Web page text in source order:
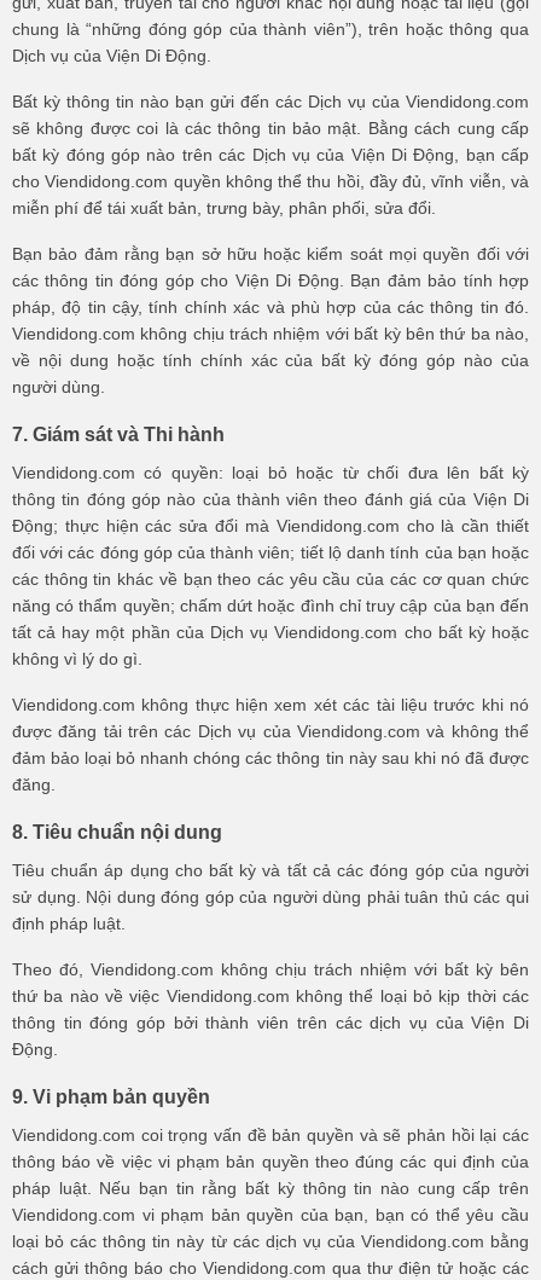
chung là “những đóng góp của thành viên”), trên hoặc thông qua
Dịch vụ của Viện Di Động.
Bất kỳ thông tin nào bạn gửi đến các Dịch vụ của Viendidong.com
sẽ không được coi là các thông tin bảo mật. Bằng cách cung cấp
bất kỳ đóng góp nào trên các Dịch vụ của Viện Di Động, bạn cấp
cho Viendidong.com quyền không thể thu hồi, đầy đủ, vĩnh viễn, và
miễn phí để tái xuất bản, trưng bày, phân phối, sửa đổi.
Bạn bảo đảm rằng bạn sở hữu hoặc kiểm soát mọi quyền đối với
các thông tin đóng góp cho Viện Di Động. Bạn đảm bảo tính hợp
pháp, độ tin cậy, tính chính xác và phù hợp của các thông tin đó.
Viendidong.com không chịu trách nhiệm với bất kỳ bên thứ ba nào,
về nội dung hoặc tính chính xác của bất kỳ đóng góp nào của
người dùng.
7. Giám sát và Thi hành
Viendidong.com có quyền: loại bỏ hoặc từ chối đưa lên bất kỳ
thông tin đóng góp nào của thành viên theo đánh giá của Viện Di
Động; thực hiện các sửa đổi mà Viendidong.com cho là cần thiết
đối với các đóng góp của thành viên; tiết lộ danh tính của bạn hoặc
các thông tin khác về bạn theo các yêu cầu của các cơ quan chức
năng có thẩm quyền; chấm dứt hoặc đình chỉ truy cập của bạn đến
tất cả hay một phần của Dịch vụ Viendidong.com cho bất kỳ hoặc
không vì lý do gì.
Viendidong.com không thực hiện xem xét các tài liệu trước khi nó
được đăng tải trên các Dịch vụ của Viendidong.com và không thể
đảm bảo loại bỏ nhanh chóng các thông tin này sau khi nó đã được
đăng.
8. Tiêu chuẩn nội dung
Tiêu chuẩn áp dụng cho bất kỳ và tất cả các đóng góp của người
sử dụng. Nội dung đóng góp của người dùng phải tuân thủ các qui
định pháp luật.
Theo đó, Viendidong.com không chịu trách nhiệm với bất kỳ bên
thứ ba nào về việc Viendidong.com không thể loại bỏ kịp thời các
thông tin đóng góp bởi thành viên trên các dịch vụ của Viện Di
Động.
9. Vi phạm bản quyền
Viendidong.com coi trọng vấn đề bản quyền và sẽ phản hồi lại các
thông báo về việc vi phạm bản quyền theo đúng các qui định của
pháp luật. Nếu bạn tin rằng bất kỳ thông tin nào cung cấp trên
Viendidong.com vi phạm bản quyền của bạn, bạn có thể yêu cầu
loại bỏ các thông tin này từ các dịch vụ của Viendidong.com bằng
cách gửi thông báo cho Viendidong.com qua thư điện tử hoặc các